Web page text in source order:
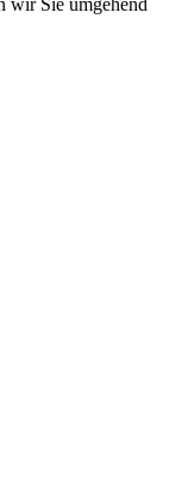
wir Sie umgehend